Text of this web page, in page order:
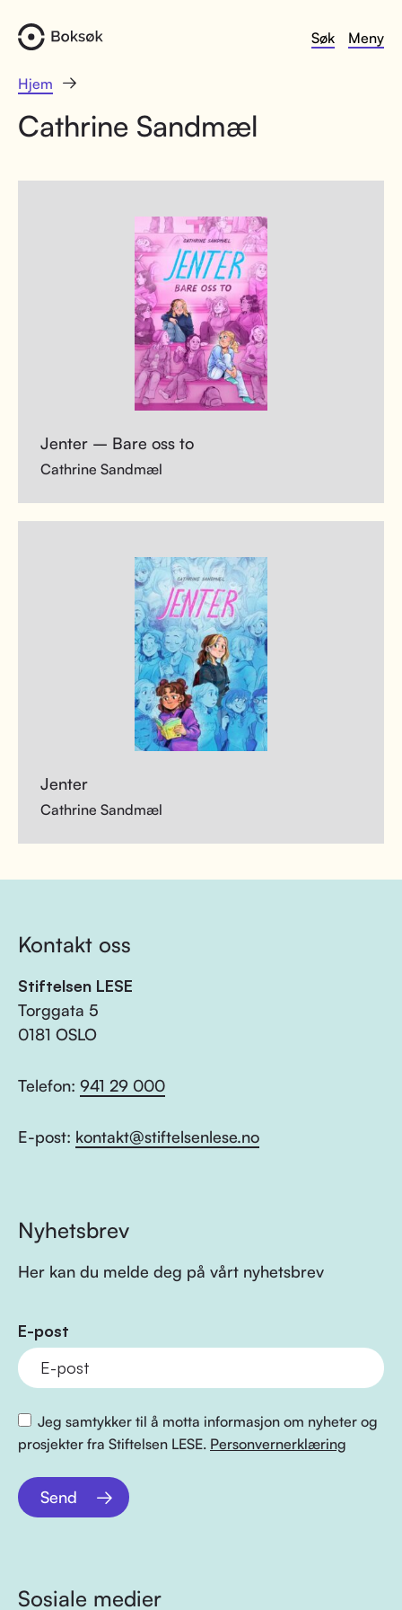
Søk Meny
Hjem
Cathrine Sandmæl
Jenter – Bare oss to
Cathrine Sandmæl
Jenter
Cathrine Sandmæl
Kontakt oss
Stiftelsen LESE
Torggata 5
0181 OSLO
Telefon: 941 29 000
E-post: kontakt@stiftelsenlese.no
Nyhetsbrev
Her kan du melde deg på vårt nyhetsbrev
E-post
Jeg samtykker til å motta informasjon om nyheter og
prosjekter fra Stiftelsen LESE. Personvernerklæring
Send
Sosiale medier